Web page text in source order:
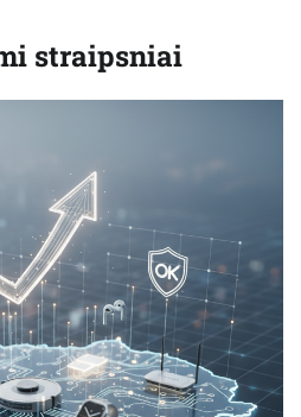
straipsniai